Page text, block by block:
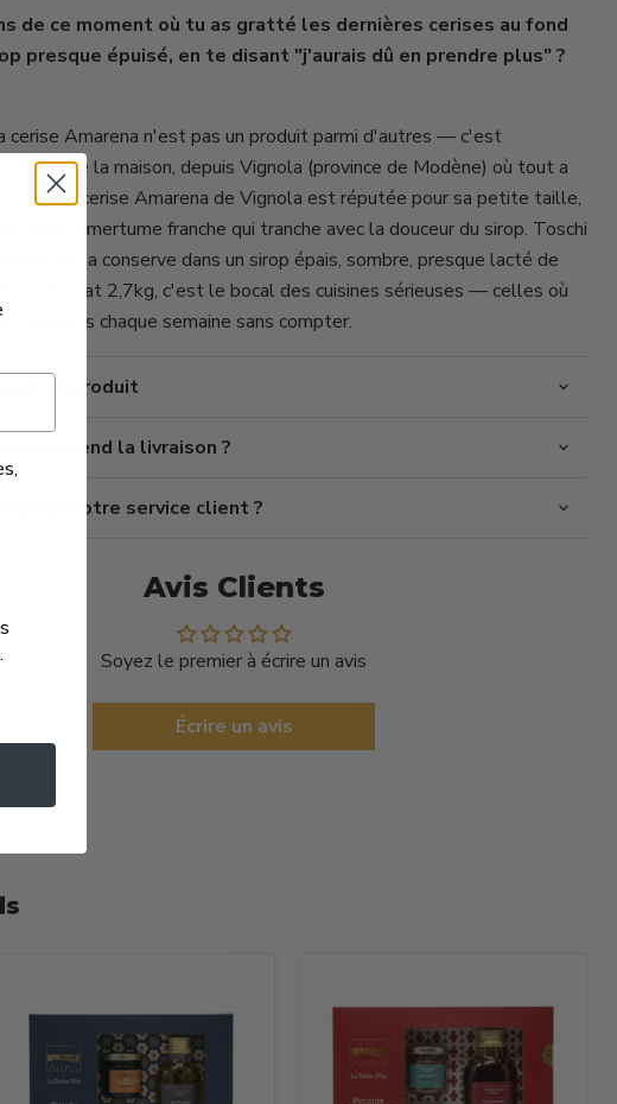
Cliquez ou faites défiler pour zoomer
de ce moment où tu as gratté les dernières cerises au fond
presque épuisé, en te disant "j'aurais dû en prendre plus" ?
cerise Amarena n'est pas un produit parmi d'autres — c'est
de la maison, depuis Vignola (province de Modène) où tout a
1945. La cerise Amarena de Vignola est réputée pour sa petite taille,
cette amertume franche qui tranche avec la douceur du sirop. Toschi
et la conserve dans un sirop épais, sombre, presque lacté de
Le format 2,7kg, c'est le bocal des cuisines sérieuses — celles où
desserts chaque semaine sans compter.
sur ce produit
prend la livraison ?
notre service client ?
Avis Clients
Soyez le premier à écrire un avis
Écrire un avis